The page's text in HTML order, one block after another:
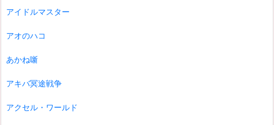
アイドルマスター
アオのハコ
あかね噺
アキバ冥途戦争
アクセル・ワールド